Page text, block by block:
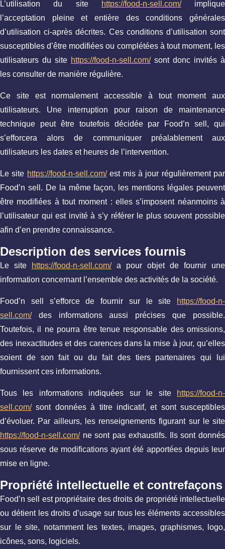
L’utilisation du site https://food-n-sell.com/implique
l’acceptation pleine et entière des conditions générales
d’utilisation ci-après décrites. Ces conditions d’utilisation sont
susceptibles d’être modifiées ou complétées à tout moment, les
utilisateurs du site https://food-n-sell.com/sont donc invités à
les consulter de manière régulière.
Ce site est normalement accessible à tout moment aux
utilisateurs. Une interruption pour raison de maintenance
technique peut être toutefois décidée par Food’n sell, qui
s’efforcera alors de communiquer préalablement aux
utilisateurs les dates et heures de l’intervention.
Le site https://food-n-sell.com/est mis à jour régulièrement par
Food’n sell. De la même façon, les mentions légales peuvent
être modifiées à tout moment : elles s’imposent néanmoins à
l’utilisateur qui est invité à s’y référer le plus souvent possible
afin d’en prendre connaissance.
Description des services fournis
Le site https://food-n-sell.com/a pour objet de fournir une
information concernant l’ensemble des activités de la société.
Food’n sell s’efforce de fournir sur le site
https://food-n-
sell.com/des informations aussi précises que possible.
Toutefois, il ne pourra être tenue responsable des omissions,
des inexactitudes et des carences dans la mise à jour, qu’elles
soient de son fait ou du fait des tiers partenaires qui lui
fournissent ces informations.
Tous les informations indiquées sur le site
https://food-n-
sell.com/sont données à titre indicatif, et sont susceptibles
d’évoluer. Par ailleurs, les renseignements figurant sur le site
https://food-n-sell.com/ne sont pas exhaustifs. Ils sont donnés
sous réserve de modifications ayant été apportées depuis leur
mise en ligne.
Propriété intellectuelle et contrefaçons
Food’n sell est propriétaire des droits de propriété intellectuelle
ou détient les droits d’usage sur tous les éléments accessibles
sur le site, notamment les textes, images, graphismes, logo,
icônes, sons, logiciels.